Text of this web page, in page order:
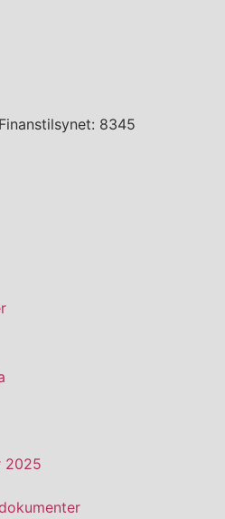
8345
2025